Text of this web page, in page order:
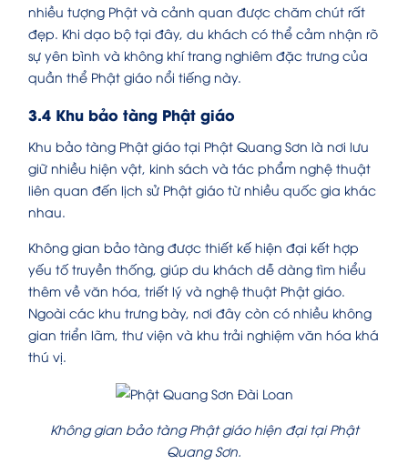
nhiều tượng Phật và cảnh quan được chăm chút rất
đẹp. Khi dạo bộ tại đây, du khách có thể cảm nhận rõ
sự yên bình và không khí trang nghiêm đặc trưng của
quần thể Phật giáo nổi tiếng này.
3.4 Khu bảo tàng Phật giáo
Khu bảo tàng Phật giáo tại Phật Quang Sơn là nơi lưu
giữ nhiều hiện vật, kinh sách và tác phẩm nghệ thuật
liên quan đến lịch sử Phật giáo từ nhiều quốc gia khác
nhau.
Không gian bảo tàng được thiết kế hiện đại kết hợp
yếu tố truyền thống, giúp du khách dễ dàng tìm hiểu
thêm về văn hóa, triết lý và nghệ thuật Phật giáo.
Ngoài các khu trưng bày, nơi đây còn có nhiều không
gian triển lãm, thư viện và khu trải nghiệm văn hóa khá
thú vị.
Không gian bảo tàng Phật giáo hiện đại tại Phật
Quang Sơn.